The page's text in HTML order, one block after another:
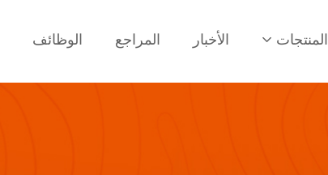
المنتجات الأخبار المراجع الوظائف